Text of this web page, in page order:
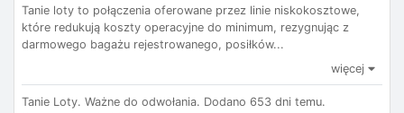
Tanie loty to połączenia oferowane przez linie niskokosztowe,
które redukują koszty operacyjne do minimum, rezygnując z
darmowego bagażu rejestrowanego, posiłków...
więcej
Tanie Loty. Ważne do odwołania. Dodano 653 dni temu.